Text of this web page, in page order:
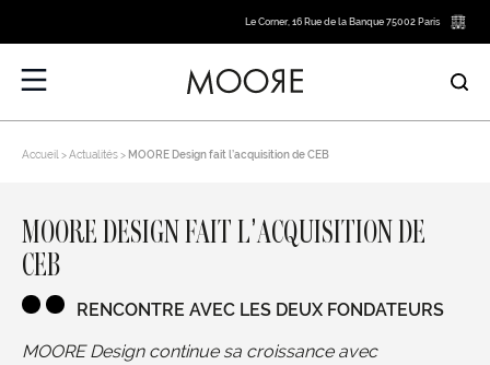
Le Corner, 16 Rue de la Banque 75002 Paris
Accueil Actualités MOORE Design fait l’acquisition de CEB
MOORE DESIGN FAIT L’ACQUISITION DE
CEB
RENCONTRE AVEC LES DEUX FONDATEURS
MOORE Design continue sa croissance avec